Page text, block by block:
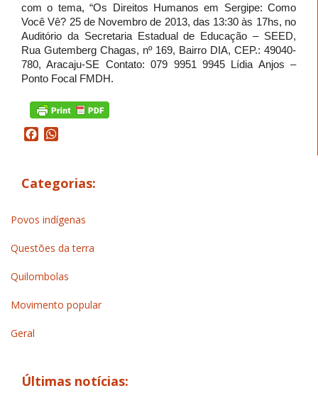
com o tema, “Os Direitos Humanos em Sergipe: Como
Você Vê? 25 de Novembro de 2013, das 13:30 às 17hs, no
Auditório da Secretaria Estadual de Educação – SEED,
Rua Gutemberg Chagas, nº 169, Bairro DIA, CEP.: 49040-
780, Aracaju-SE Contato: 079 9951 9945 Lídia Anjos –
Ponto Focal FMDH.
Facebook
Categorias:
Povos indígenas
Questões da terra
Quilombolas
Movimento popular
Geral
Últimas notícias: